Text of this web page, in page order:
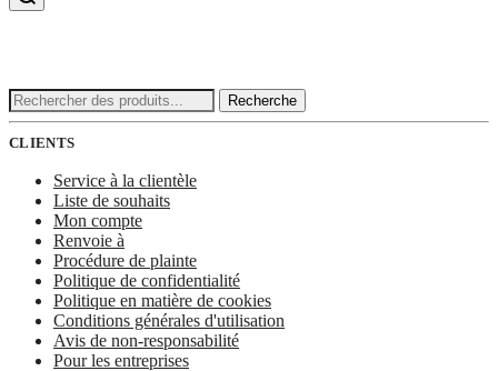
Recherche
:
Recherche
CLIENTS
Service à la clientèle
Liste de souhaits
Mon compte
Renvoie à
Procédure de plainte
Politique de confidentialité
Politique en matière de cookies
Conditions générales d'utilisation
Avis de non-responsabilité
Pour les entreprises